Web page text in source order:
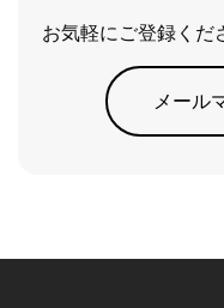
お気軽にご登録くだ
メール